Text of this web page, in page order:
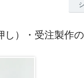
）・受注製作